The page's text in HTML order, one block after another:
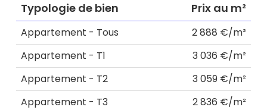
Typologie de bien Prix au m²
Appartement - Tous
2 888 €/m²
Appartement - T1
3 036 €/m²
Appartement - T2
3 059 €/m²
Appartement - T3
2 836 €/m²